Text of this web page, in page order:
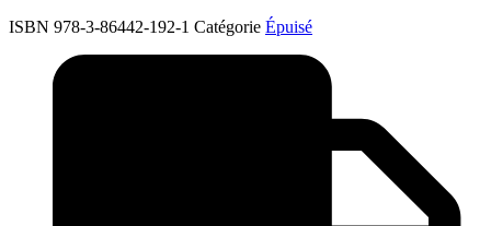
ISBN 978-3-86442-192-1 Catégorie Épuisé